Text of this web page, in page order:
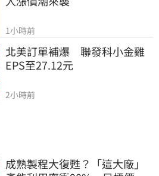
1小時前
北美訂單補爆　聯發科小金雞
EPS至27.12元
2小時前
成熟製程大復甦？「這大廠」